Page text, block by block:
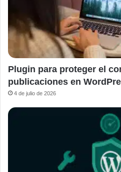
Plugin para proteger el
publicaciones en
4 de julio de 2026